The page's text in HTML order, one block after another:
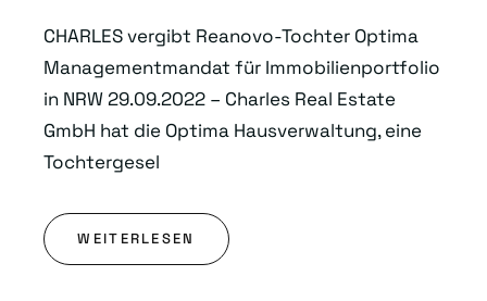
CHARLES vergibt Reanovo-Tochter Optima
Managementmandat für Immobilienportfolio
in NRW 29.09.2022 – Charles Real Estate
GmbH hat die Optima Hausverwaltung, eine
Tochtergesel
WEITERLESEN